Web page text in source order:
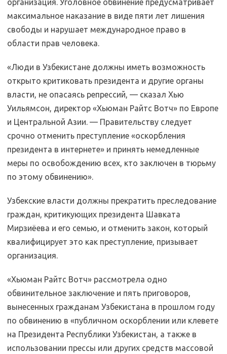
организация. Уголовное обвинение предусматривает
максимальное наказание в виде пяти лет лишения
свободы и нарушает международное право в
области прав человека.
«Люди в Узбекистане должны иметь возможность
открыто критиковать президента и другие органы
власти, не опасаясь репрессий, — сказал Хью
Уильямсон, директор «Хьюман Райтс Вотч» по Европе
и Центральной Азии. — Правительству следует
срочно отменить преступление «оскорбления
президента в интернете» и принять немедленные
меры по освобождению всех, кто заключен в тюрьму
по этому обвинению».
Узбекские власти должны прекратить преследование
граждан, критикующих президента Шавката
Мирзиёева и его семью, и отменить закон, который
квалифицирует это как преступление, призывает
организация.
«Хьюман Райтс Вотч» рассмотрела одно
обвинительное заключение и пять приговоров,
вынесенных гражданам Узбекистана в прошлом году
по обвинению в «публичном оскорблении или клевете
на Президента Республики Узбекистан, а также в
использовании прессы или других средств массовой